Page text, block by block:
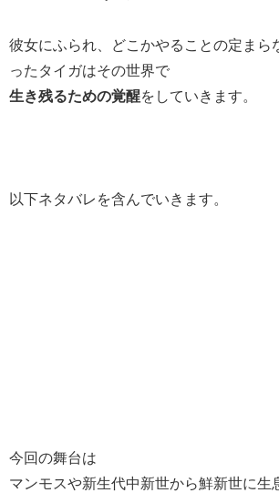
彼女にふられ、どこかやることの定まら
ったタイガはその世界で
生き残るための覚醒をしていきます。
以下ネタバレを含んでいきます。
今回の舞台は
マンモスや新生代中新世から鮮新世に生